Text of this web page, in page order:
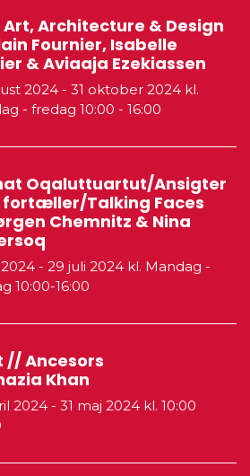
Architecture & Design
Fournier, Isabelle
& Aviaaja Ezekiassen
2024 - 31 oktober 2024 kl.
- fredag 10:00 - 16:00
Oqaluttuartut/Ansigter
fortæller/Talking Faces
Chemnitz & Nina
- 29 juli 2024 kl. Mandag -
10:00-16:00
// Ancesors
Khan
2024 - 31 maj 2024 kl. 10:00